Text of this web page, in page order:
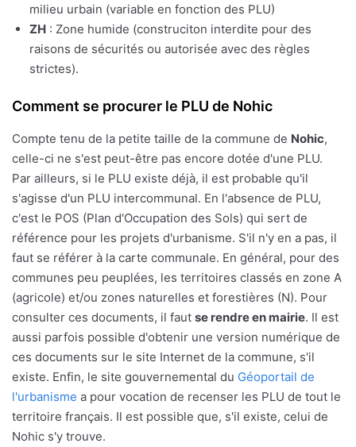
milieu urbain (variable en fonction des PLU)
ZH : Zone humide (construciton interdite pour des
raisons de sécurités ou autorisée avec des règles
strictes).
Comment se procurer le PLU de Nohic
Compte tenu de la petite taille de la commune de Nohic,
celle-ci ne s'est peut-être pas encore dotée d'une PLU.
Par ailleurs, si le PLU existe déjà, il est probable qu'il
s'agisse d'un PLU intercommunal. En l'absence de PLU,
c'est le POS (Plan d'Occupation des Sols) qui sert de
référence pour les projets d'urbanisme. S'il n'y en a pas, il
faut se référer à la carte communale. En général, pour des
communes peu peuplées, les territoires classés en zone A
(agricole) et/ou zones naturelles et forestières (N). Pour
consulter ces documents, il faut se rendre en mairie. Il est
aussi parfois possible d'obtenir une version numérique de
ces documents sur le site Internet de la commune, s'il
existe. Enfin, le site gouvernemental du Géoportail de
l'urbanisme a pour vocation de recenser les PLU de tout le
territoire français. Il est possible que, s'il existe, celui de
Nohic s'y trouve.